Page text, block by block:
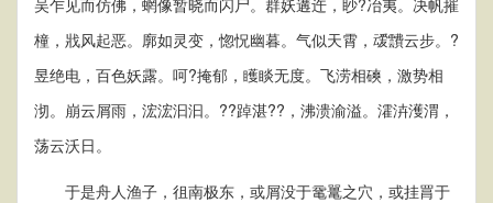
吴乍见而仿佛，蝄像暂晓而闪尸。群妖遘迕，眇?冶夷。决帆摧
橦，戕风起恶。廓如灵变，惚怳幽暮。气似天霄，叆靅云步。?
昱绝电，百色妖露。呵?掩郁，矆睒无度。飞涝相磢，激势相
沏。崩云屑雨，浤浤汩汩。??踔湛??，沸溃渝溢。瀖泋濩渭，
荡云沃日。
于是舟人渔子，徂南极东，或屑没于鼋鼍之穴，或挂罥于